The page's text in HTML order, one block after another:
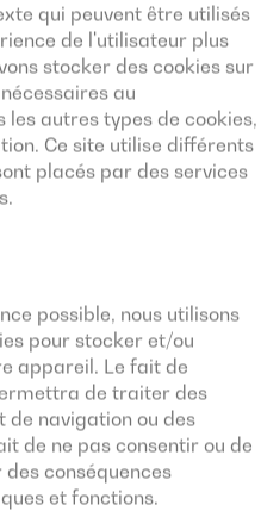
qui peuvent être utilisés
de l'utilisateur plus
stocker des cookies sur
au
les autres types de cookies,
Ce site utilise différents
placés par des services
possible, nous utilisons
pour stocker et/ou
appareil. Le fait de
de traiter des
de navigation ou des
de ne pas consentir ou de
conséquences
et fonctions.
il